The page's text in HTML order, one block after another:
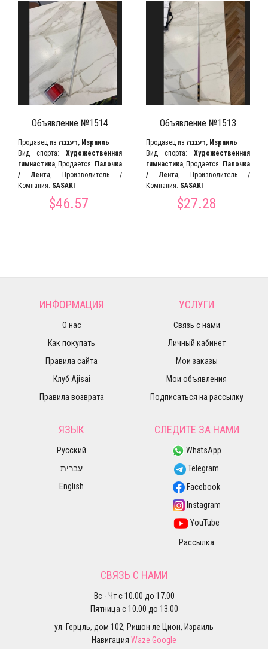
Объявление №1514
Продавец из
רעננה, Израиль
Вид спорта: Художественная
гимнастика, Продается: Палочка
/ Лента, Производитель /
Компания: SASAKI
$46.57
Объявление №1513
Продавец из
רעננה, Израиль
Вид спорта: Художественная
гимнастика, Продается: Палочка
/ Лента, Производитель /
Компания: SASAKI
$27.28
ИНФОРМАЦИЯ
О нас
Как покупать
Правила сайта
Клуб Ajisai
Правила возврата
УСЛУГИ
Связь с нами
Личный кабинет
Мои заказы
Мои объявления
Подписаться на рассылку
ЯЗЫК
Русский
עברית
English
СЛЕДИТЕ ЗА НАМИ
WhatsApp
Telegram
Facebook
Instagram
YouTube
Рассылка
СВЯЗЬ С НАМИ
Вс - Чт с 10.00 до 17.00
Пятница с 10.00 до 13.00
ул. Герцль, дом 102, Ришон ле Цион, Израиль
Навигация Waze Google